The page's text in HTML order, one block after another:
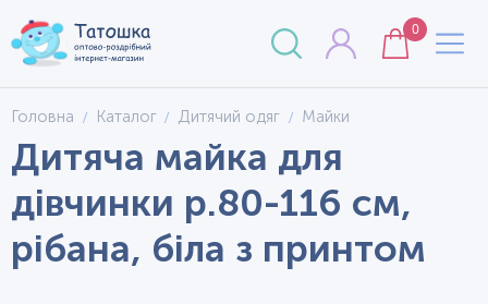
0
Головна Каталог Дитячий одяг Майки
Дитяча майка для
дівчинки р.80-116 см,
рібана, біла з принтом